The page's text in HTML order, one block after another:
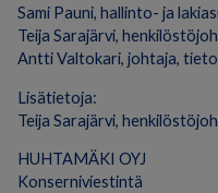
Sami Pauni, hallinto- ja
Teija Sarajärvi,
Antti Valtokari, johtaja,
Lisätietoja:
Teija Sarajärvi,
HUHTAMÄKI OYJ
Konserniviestintä